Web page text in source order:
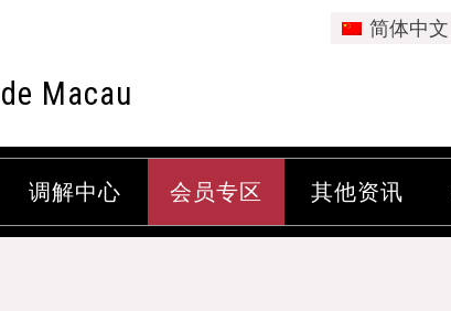
Macau
简体中文
调解中心 会员专区 其他资讯